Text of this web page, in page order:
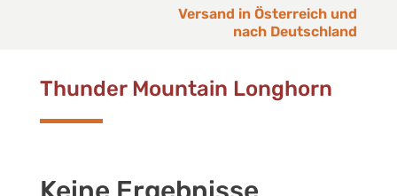
Versand in Österreich und
nach Deutschland
Thunder Mountain Longhorn